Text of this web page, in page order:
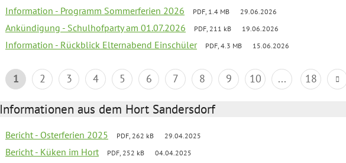
Information - Programm Sommerferien 2026 PDF, 1.4 MB 29.06.2026
Ankündigung - Schulhofparty am 01.07.2026 PDF, 211 kB 19.06.2026
Information - Rückblick Elternabend Einschüler PDF, 4.3 MB 15.06.2026
1 2 3 4 5 6 7 8 9 10 ... 18
Informationen aus dem Hort Sandersdorf
Bericht - Osterferien 2025 PDF, 262 kB 29.04.2025
Bericht - Küken im Hort PDF, 252 kB 04.04.2025